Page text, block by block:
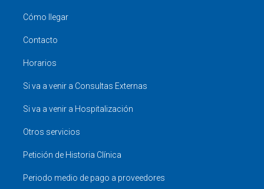
Cómo llegar
Contacto
Horarios
Si va a venir a Consultas Externas
Si va a venir a Hospitalización
Otros servicios
Petición de Historia Clínica
Periodo medio de pago a proveedores